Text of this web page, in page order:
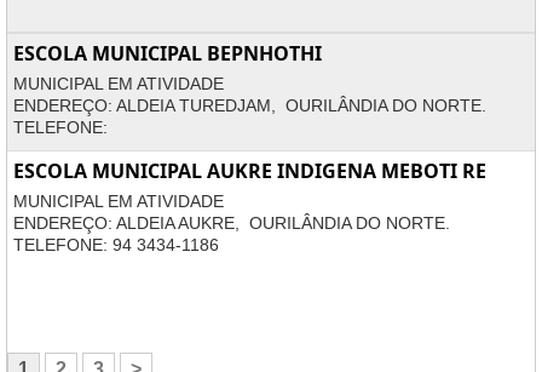
ESCOLA MUNICIPAL BEPNHOTHI
MUNICIPAL EM ATIVIDADE
ENDEREÇO: ALDEIA TUREDJAM, OURILÂNDIA DO NORTE.
TELEFONE:
ESCOLA MUNICIPAL AUKRE INDIGENA MEBOTI RE
MUNICIPAL EM ATIVIDADE
ENDEREÇO: ALDEIA AUKRE, OURILÂNDIA DO NORTE.
TELEFONE: 94 3434-1186